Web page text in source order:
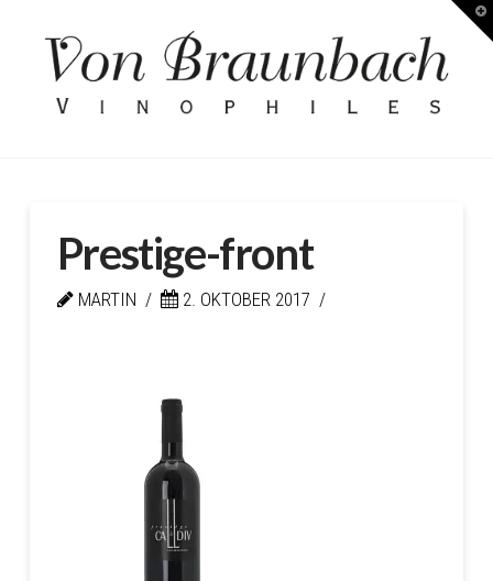
Kellerei
Braunbach
Prestige-front
MARTIN 2. OKTOBER 2017